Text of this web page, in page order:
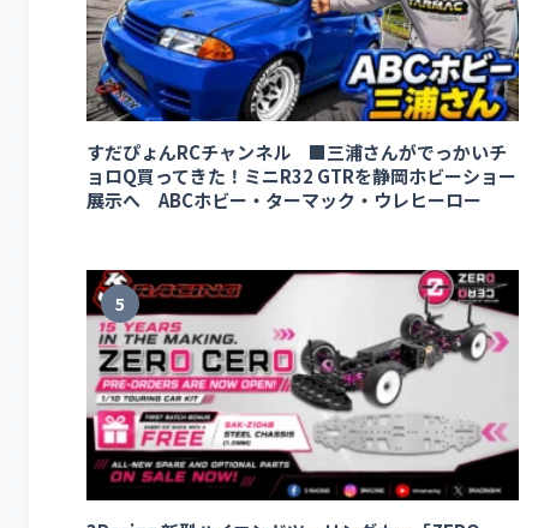
すだぴょんRCチャンネル ■三浦さんがでっかいチ
ョロQ買ってきた！ミニR32 GTRを静岡ホビーショー
展示へ ABCホビー・ターマック・ウレヒーロー
5